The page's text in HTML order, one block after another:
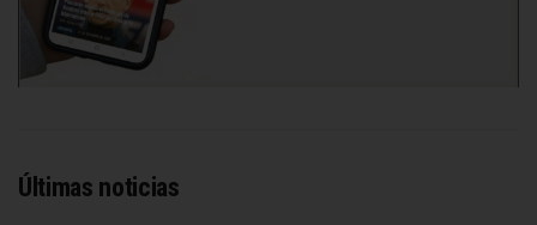
Últimas noticias